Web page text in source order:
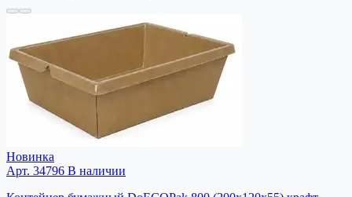
Новинка
Арт. 34796 В наличии